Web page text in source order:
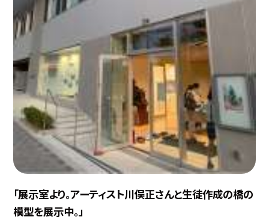
「展示室より。アーティスト川俣正さんと生徒作成の橋の
模型を展示中。」